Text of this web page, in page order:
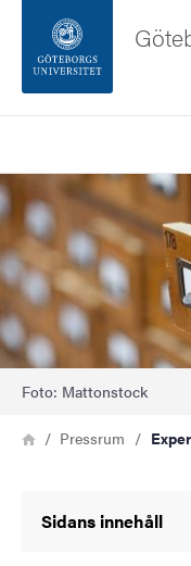
Sidfoten
Om webbplatsen
Bild
Foto: Mattonstock
Länkstig
HemPressrum
Sidans innehåll